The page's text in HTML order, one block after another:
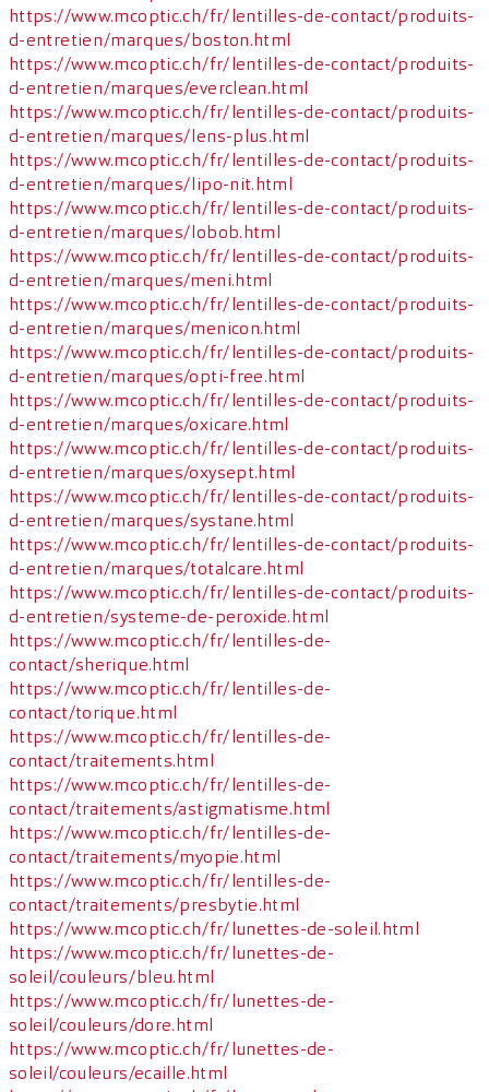
https://www.mcoptic.ch/fr/lentilles-de-contact/produits-
d-entretien/marques/boston.html
https://www.mcoptic.ch/fr/lentilles-de-contact/produits-
d-entretien/marques/everclean.html
https://www.mcoptic.ch/fr/lentilles-de-contact/produits-
d-entretien/marques/lens-plus.html
https://www.mcoptic.ch/fr/lentilles-de-contact/produits-
d-entretien/marques/lipo-nit.html
https://www.mcoptic.ch/fr/lentilles-de-contact/produits-
d-entretien/marques/lobob.html
https://www.mcoptic.ch/fr/lentilles-de-contact/produits-
d-entretien/marques/meni.html
https://www.mcoptic.ch/fr/lentilles-de-contact/produits-
d-entretien/marques/menicon.html
https://www.mcoptic.ch/fr/lentilles-de-contact/produits-
d-entretien/marques/opti-free.html
https://www.mcoptic.ch/fr/lentilles-de-contact/produits-
d-entretien/marques/oxicare.html
https://www.mcoptic.ch/fr/lentilles-de-contact/produits-
d-entretien/marques/oxysept.html
https://www.mcoptic.ch/fr/lentilles-de-contact/produits-
d-entretien/marques/systane.html
https://www.mcoptic.ch/fr/lentilles-de-contact/produits-
d-entretien/marques/totalcare.html
https://www.mcoptic.ch/fr/lentilles-de-contact/produits-
d-entretien/systeme-de-peroxide.html
https://www.mcoptic.ch/fr/lentilles-de-
contact/sherique.html
https://www.mcoptic.ch/fr/lentilles-de-
contact/torique.html
https://www.mcoptic.ch/fr/lentilles-de-
contact/traitements.html
https://www.mcoptic.ch/fr/lentilles-de-
contact/traitements/astigmatisme.html
https://www.mcoptic.ch/fr/lentilles-de-
contact/traitements/myopie.html
https://www.mcoptic.ch/fr/lentilles-de-
contact/traitements/presbytie.html
https://www.mcoptic.ch/fr/lunettes-de-soleil.html
https://www.mcoptic.ch/fr/lunettes-de-
soleil/couleurs/bleu.html
https://www.mcoptic.ch/fr/lunettes-de-
soleil/couleurs/dore.html
https://www.mcoptic.ch/fr/lunettes-de-
soleil/couleurs/ecaille.html